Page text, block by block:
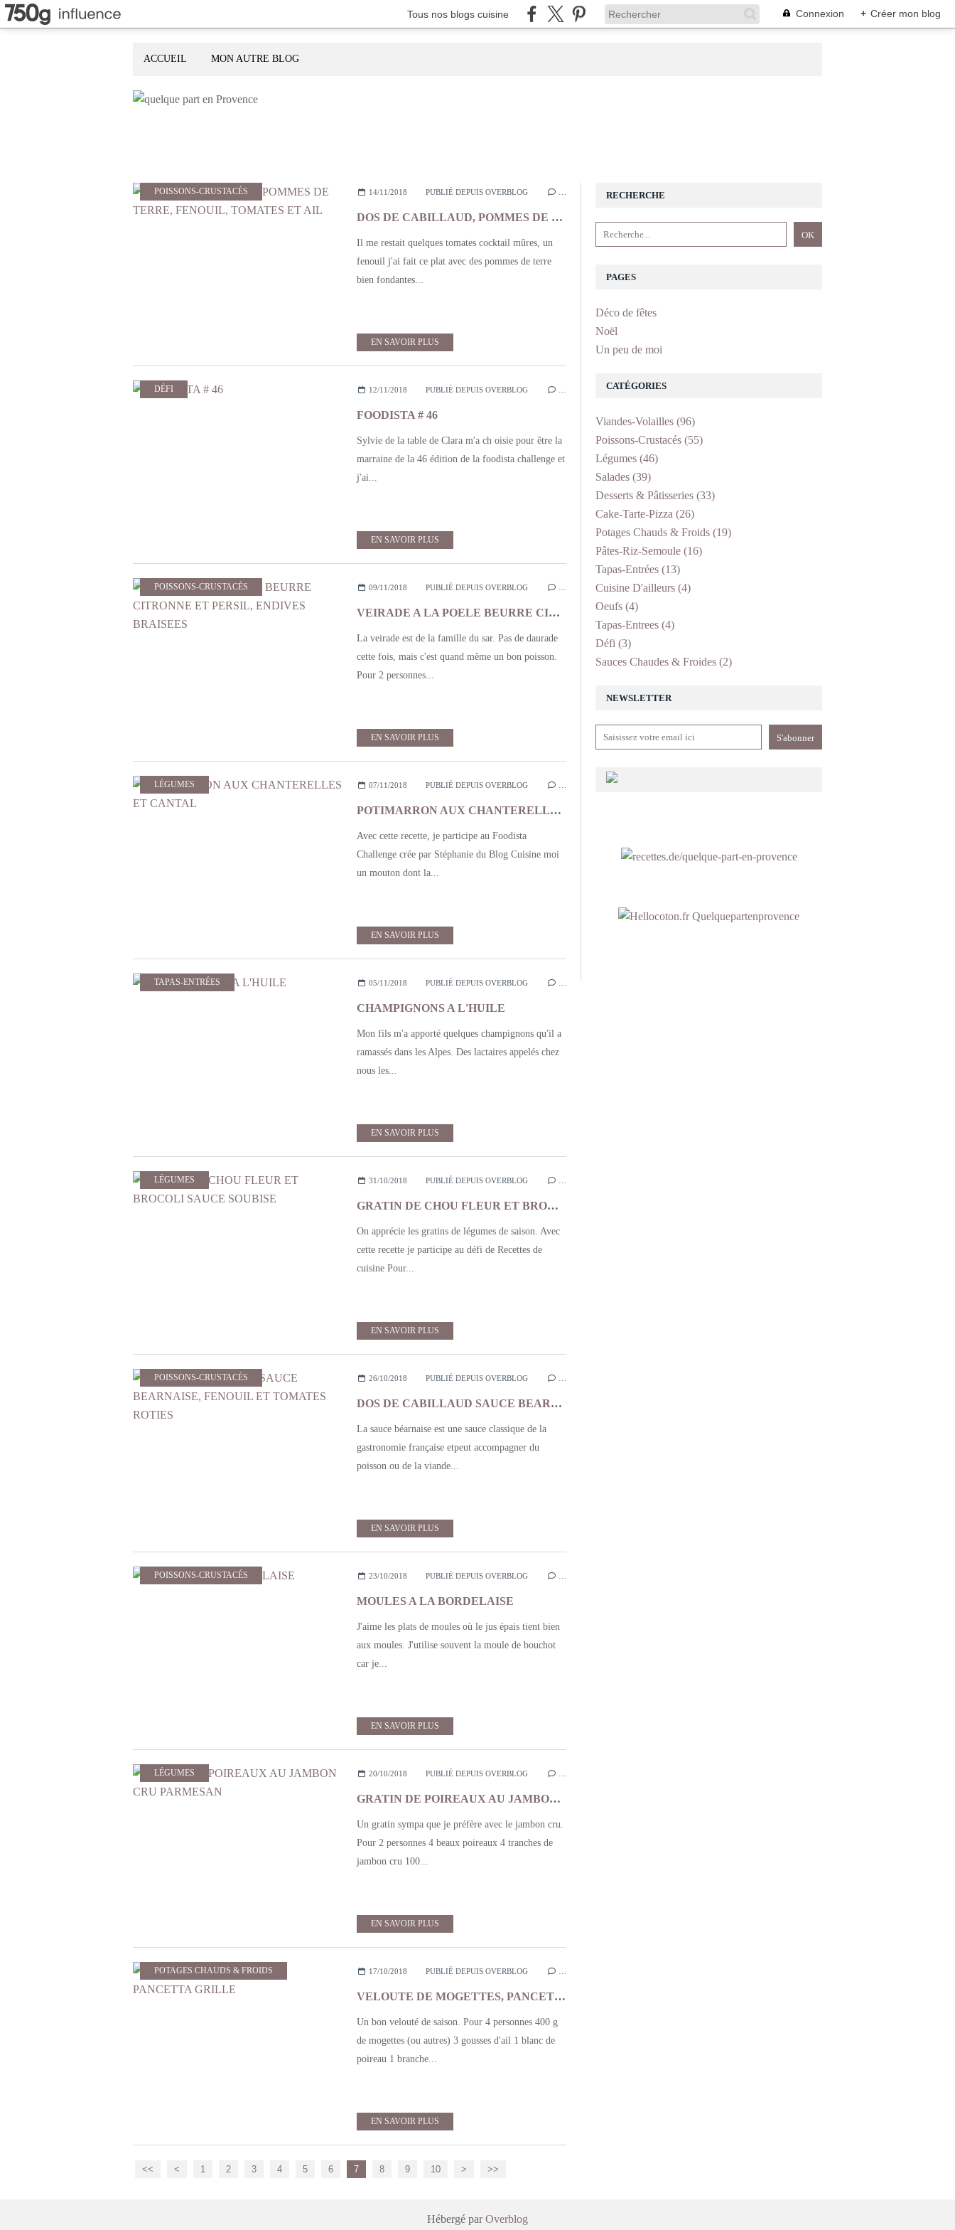
Tous nos blogs cuisine Connexion + Créer mon blog
ACCUEIL MON AUTRE BLOG
POISSONS-CRUSTACÉS 14/11/2018 PUBLIÉ DEPUIS OVERBLOG
DOS DE CABILLAUD, POMMES DE TERRE, FENOUIL, TOMATES ET AIL
Il me restait quelques tomates cocktail mûres, un
fenouil j'ai fait ce plat avec des pommes de terre
bien fondantes...
EN SAVOIR PLUS
DÉFI 12/11/2018 PUBLIÉ DEPUIS OVERBLOG
FOODISTA # 46
Sylvie de la table de Clara m'a ch oisie pour être la
marraine de la 46 édition de la foodista challenge et
j'ai...
EN SAVOIR PLUS
POISSONS-CRUSTACÉS 09/11/2018 PUBLIÉ DEPUIS OVERBLOG
VEIRADE A LA POELE BEURRE CITRONNE ET PERSIL, ENDIVES BRAISEES
La veirade est de la famille du sar. Pas de daurade
cette fois, mais c'est quand même un bon poisson.
Pour 2 personnes...
EN SAVOIR PLUS
LÉGUMES 07/11/2018 PUBLIÉ DEPUIS OVERBLOG
POTIMARRON AUX CHANTERELLES ET CANTAL
Avec cette recette, je participe au Foodista
Challenge crée par Stéphanie du Blog Cuisine moi
un mouton dont la...
EN SAVOIR PLUS
TAPAS-ENTRÉES 05/11/2018 PUBLIÉ DEPUIS OVERBLOG
CHAMPIGNONS A L'HUILE
Mon fils m'a apporté quelques champignons qu'il a
ramassés dans les Alpes. Des lactaires appelés chez
nous les...
EN SAVOIR PLUS
LÉGUMES 31/10/2018 PUBLIÉ DEPUIS OVERBLOG
GRATIN DE CHOU FLEUR ET BROCOLI SAUCE SOUBISE
On apprécie les gratins de légumes de saison. Avec
cette recette je participe au défi de Recettes de
cuisine Pour...
EN SAVOIR PLUS
POISSONS-CRUSTACÉS 26/10/2018 PUBLIÉ DEPUIS OVERBLOG
DOS DE CABILLAUD SAUCE BEARNAISE, FENOUIL ET TOMATES ROTIES
La sauce béarnaise est une sauce classique de la
gastronomie française etpeut accompagner du
poisson ou de la viande...
EN SAVOIR PLUS
POISSONS-CRUSTACÉS 23/10/2018 PUBLIÉ DEPUIS OVERBLOG
MOULES A LA BORDELAISE
J'aime les plats de moules où le jus épais tient bien
aux moules. J'utilise souvent la moule de bouchot
car je...
EN SAVOIR PLUS
LÉGUMES 20/10/2018 PUBLIÉ DEPUIS OVERBLOG
GRATIN DE POIREAUX AU JAMBON CRU PARMESAN
Un gratin sympa que je préfère avec le jambon cru.
Pour 2 personnes 4 beaux poireaux 4 tranches de
jambon cru 100...
EN SAVOIR PLUS
POTAGES CHAUDS & FROIDS 17/10/2018 PUBLIÉ DEPUIS OVERBLOG
VELOUTE DE MOGETTES, PANCETTA GRILLE
Un bon velouté de saison. Pour 4 personnes 400 g
de mogettes (ou autres) 3 gousses d'ail 1 blanc de
poireau 1 branche...
EN SAVOIR PLUS
<< < 1 2 3 4 5 6 7 8 9 10 20
30
> >>
NEWSLETTER
RECHERCHE
PAGES
Déco de fêtes
Noël
Un peu de moi
CATÉGORIES
Viandes-Volailles (96)
Poissons-Crustacés (55)
Légumes (46)
Salades (39)
Desserts & Pâtisseries (33)
Cake-Tarte-Pizza (26)
Potages Chauds & Froids (19)
Pâtes-Riz-Semoule (16)
Tapas-Entrées (13)
Cuisine D'ailleurs (4)
Oeufs (4)
Tapas-Entrees (4)
Défi (3)
Sauces Chaudes & Froides (2)
Hébergé parOverblog